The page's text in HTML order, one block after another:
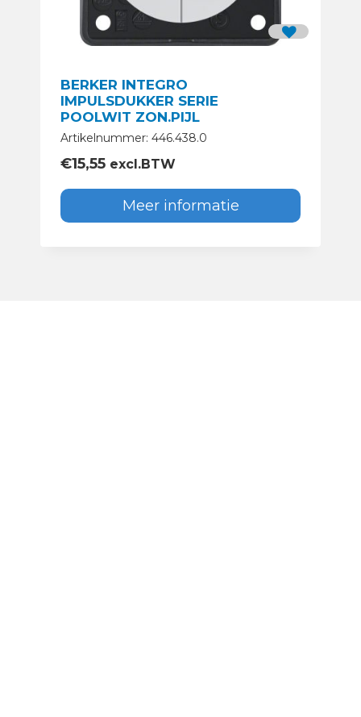
BERKER INTEGRO
IMPULSDUKKER SERIE
POOLWIT ZON.PIJL
Artikelnummer: 446.438.0
€15,55 excl.BTW
Meer informatie